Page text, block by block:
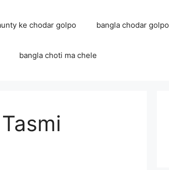
ke chodar golpo bangla chodar golpo
bangla choti ma chele
Tasmi